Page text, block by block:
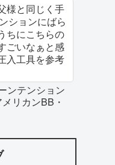
様と同じく手
ションにばら
ちにこちらの
ごいなぁと感
入工具を参考
ンテンション
リカンBB・